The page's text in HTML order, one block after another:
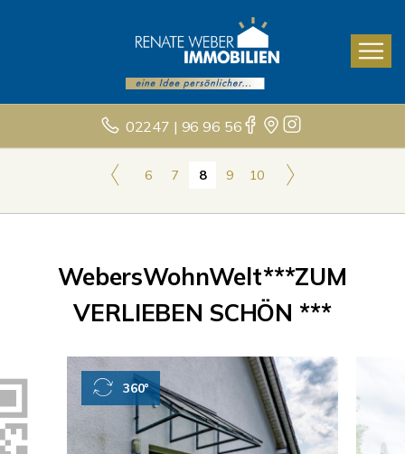
02247 | 96 96 56
6 7 8 9 10
WebersWohnWelt***ZUM
VERLIEBEN SCHÖN ***
360°